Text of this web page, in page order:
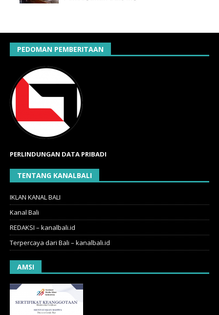
PEDOMAN PEMBERITAAN
PERLINDUNGAN DATA PRIBADI
TENTANG KANALBALI
IKLAN KANAL BALI
Kanal Bali
REDAKSI – kanalbali.id
Terpercaya dari Bali – kanalbali.id
AMSI